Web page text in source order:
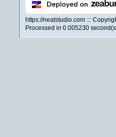
https://neatstudio.com :::
Processed in 0.005230